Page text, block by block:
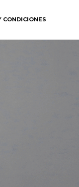
CONDICIONES